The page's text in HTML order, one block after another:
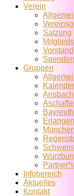
Verein
Satzung
Vorstand
Spenden
Gruppen
Kalender
Ansbach
Bayreuth
München
Infobereich
Aktuelles
Kontakt